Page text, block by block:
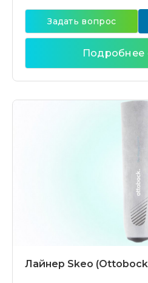
Задать вопрос
Подробнее
Лайнер Skeo